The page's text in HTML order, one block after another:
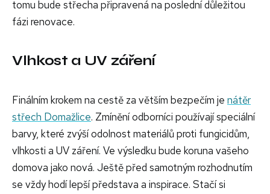
tomu bude střecha připravená na poslední důležitou
fázi renovace.
Vlhkost a UV záření
Finálním krokem na cestě za větším bezpečím je nátěr
střech Domažlice. Zmínění odborníci používají speciální
barvy, které zvýší odolnost materiálů proti fungicidům,
vlhkosti a UV záření. Ve výsledku bude koruna vašeho
domova jako nová. Ještě před samotným rozhodnutím
se vždy hodí lepší představa a inspirace. Stačí si